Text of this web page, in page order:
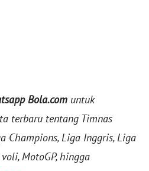
Bola.com untuk
terbaru tentang Timnas
Champions, Liga Inggris, Liga
MotoGP, hingga